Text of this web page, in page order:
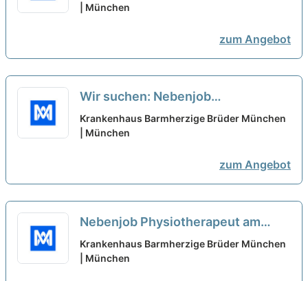
Krankenhaus Barmherzige Brüder
| München
zum Angebot
Wir suchen: Nebenjob
Physiotherapeut am Wochenende
(m/w/d)
Krankenhaus Barmherzige Brüder München
| München
zum Angebot
Nebenjob Physiotherapeut am
Wochenende (m/w/d) - München
neu
Krankenhaus Barmherzige Brüder München
| München